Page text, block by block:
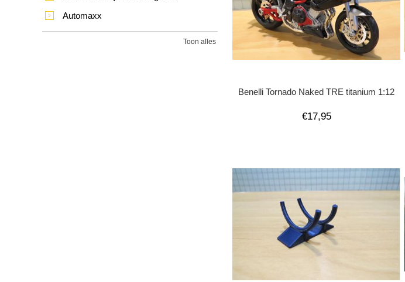
Benelli Tornado Naked TRE titanium 1:12
€17,95
Automaxx
Toon alles